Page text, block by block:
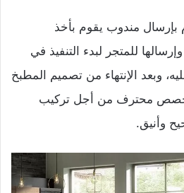
بإرسال مندوب يقوم بأخذ
للمتجر لبدء التنفيذ في
وبعد الإنتهاء من تصميم المطبخ
محترف من أجل تركيب
وأنيق.